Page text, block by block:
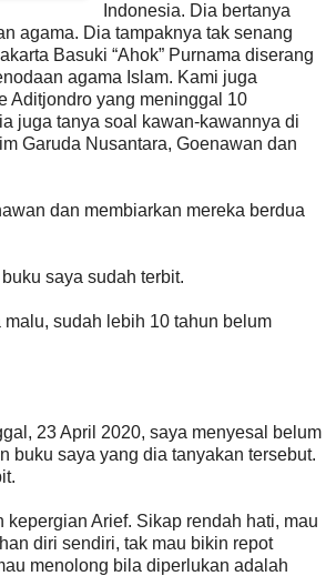
Indonesia. Dia bertanya
agama. Dia tampaknya tak senang
Basuki “Ahok” Purnama diserang
agama Islam. Kami juga
Aditjondro yang meninggal 10
juga tanya soal kawan-kawannya di
Garuda Nusantara, Goenawan dan
dan membiarkan mereka berdua
saya sudah terbit.
malu, sudah lebih 10 tahun belum
23 April 2020, saya menyesal belum
buku saya yang dia tanyakan tersebut.
kepergian Arief. Sikap rendah hati, mau
diri sendiri, tak mau bikin repot
menolong bila diperlukan adalah